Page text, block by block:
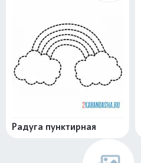
Радуга пунктирная